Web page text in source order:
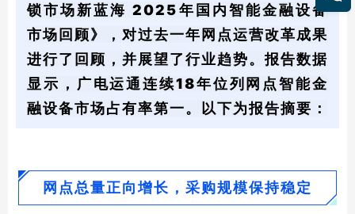
锁市场新蓝海 2025年国内智能金融设备
市场回顾》，对过去一年网点运营改革成果
进行了回顾，并展望了行业趋势。报告数据
显示，广电运通连续18年位列网点智能金
融设备市场占有率第一。以下为报告摘要：
网点总量正向增长，采购规模保持稳定